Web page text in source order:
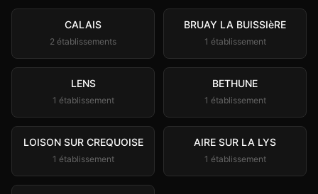
CALAIS
2 établissements
BRUAY LA BUISSIèRE
1 établissement
LENS
1 établissement
BETHUNE
1 établissement
LOISON SUR CREQUOISE
1 établissement
AIRE SUR LA LYS
1 établissement